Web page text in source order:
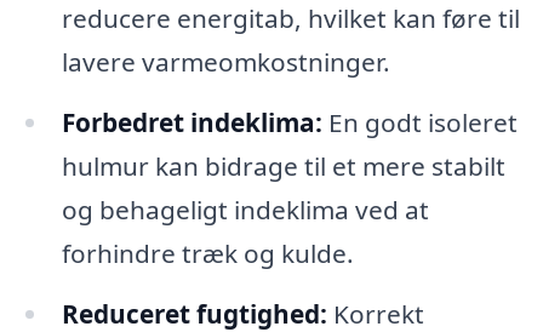
reducere energitab, hvilket kan føre til
lavere varmeomkostninger.
Forbedret indeklima: En godt isoleret
hulmur kan bidrage til et mere stabilt
og behageligt indeklima ved at
forhindre træk og kulde.
Reduceret fugtighed: Korrekt